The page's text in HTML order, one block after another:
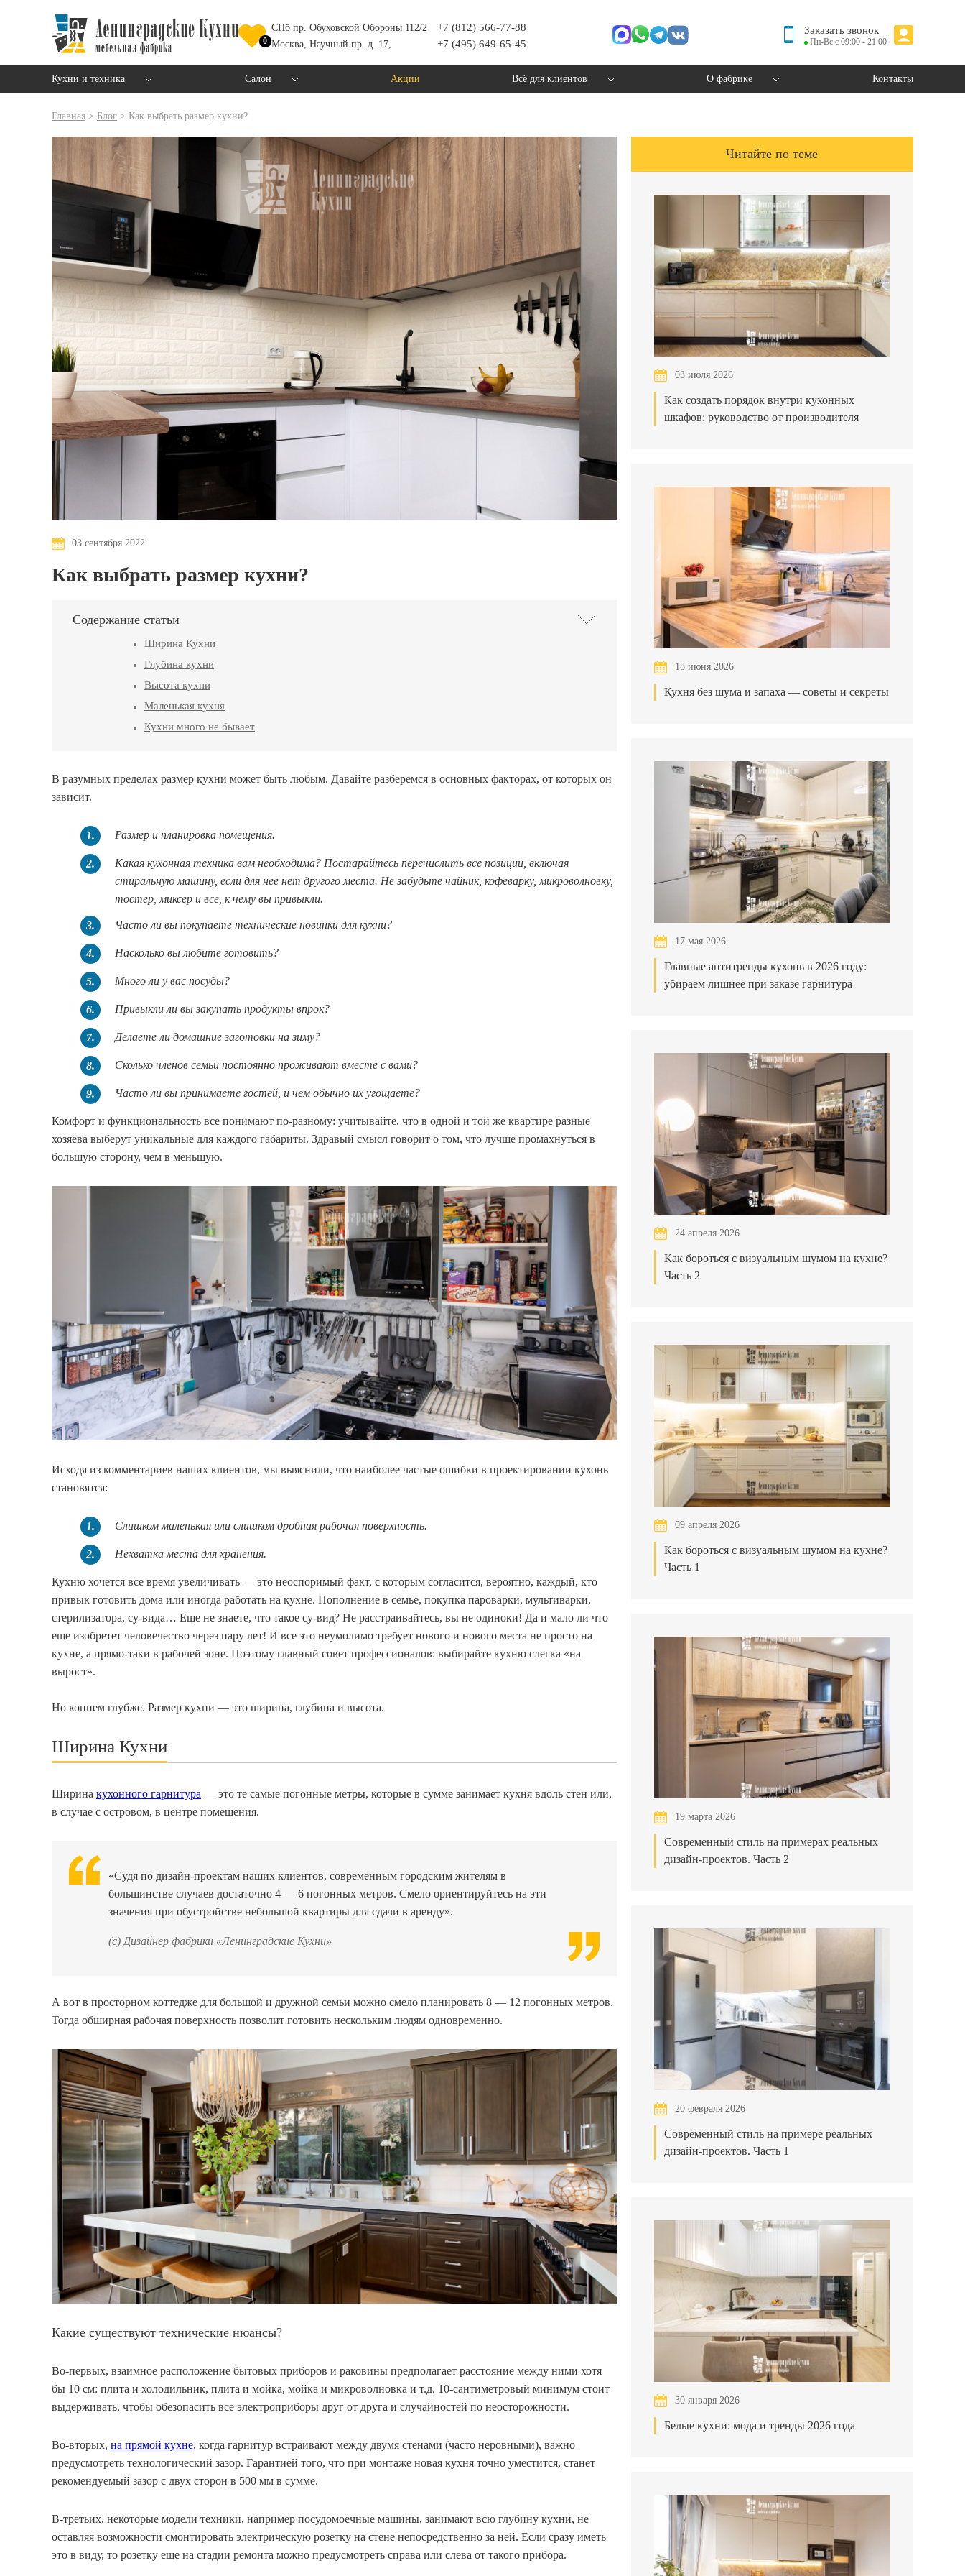
0
СПб пр. Обуховской Обороны 112/2 +7 (812) 566-77-88
Москва, Научный пр. д. 17, +7 (495) 649-65-45
Заказать звонок
Пн-Вс с 09:00 - 21:00
Кухни и техника Салон Акции Всё для клиентов О фабрике Контакты
Главная > Блог > Как выбрать размер кухни?
03 сентября 2022
Как выбрать размер кухни?
Содержание статьи
Ширина Кухни
Глубина кухни
Высота кухни
Маленькая кухня
Кухни много не бывает
В разумных пределах размер кухни может быть любым. Давайте разберемся в основных факторах, от которых он
зависит.
1. Размер и планировка помещения.
2.
Какая кухонная техника вам необходима? Постарайтесь перечислить все позиции, включая
стиральную машину, если для нее нет другого места. Не забудьте чайник, кофеварку, микроволновку,
тостер, миксер и все, к чему вы привыкли.
3. Часто ли вы покупаете технические новинки для кухни?
4. Насколько вы любите готовить?
5. Много ли у вас посуды?
6. Привыкли ли вы закупать продукты впрок?
7. Делаете ли домашние заготовки на зиму?
8. Сколько членов семьи постоянно проживают вместе с вами?
9. Часто ли вы принимаете гостей, и чем обычно их угощаете?
Комфорт и функциональность все понимают по-разному: учитывайте, что в одной и той же квартире разные
хозяева выберут уникальные для каждого габариты. Здравый смысл говорит о том, что лучше промахнуться в
большую сторону, чем в меньшую.
Исходя из комментариев наших клиентов, мы выяснили, что наиболее частые ошибки в проектировании кухонь
становятся:
1. Слишком маленькая или слишком дробная рабочая поверхность.
2. Нехватка места для хранения.
Кухню хочется все время увеличивать — это неоспоримый факт, с которым согласится, вероятно, каждый, кто
привык готовить дома или иногда работать на кухне. Пополнение в семье, покупка пароварки, мультиварки,
стерилизатора, су-вида… Еще не знаете, что такое су-вид? Не расстраивайтесь, вы не одиноки! Да и мало ли что
еще изобретет человечество через пару лет! И все это неумолимо требует нового и нового места не просто на
кухне, а прямо-таки в рабочей зоне. Поэтому главный совет профессионалов: выбирайте кухню слегка «на
вырост».
Но копнем глубже. Размер кухни — это ширина, глубина и высота.
Ширина Кухни
Ширина кухонного гарнитура — это те самые погонные метры, которые в сумме занимает кухня вдоль стен или,
в случае с островом, в центре помещения.
«Судя по дизайн-проектам наших клиентов, современным городским жителям в
большинстве случаев достаточно 4 — 6 погонных метров. Смело ориентируйтесь на эти
значения при обустройстве небольшой квартиры для сдачи в аренду».
(с) Дизайнер фабрики «Ленинградские Кухни»
А вот в просторном коттедже для большой и дружной семьи можно смело планировать 8 — 12 погонных метров.
Тогда обширная рабочая поверхность позволит готовить нескольким людям одновременно.
Какие существуют технические нюансы?
Во-первых, взаимное расположение бытовых приборов и раковины предполагает расстояние между ними хотя
бы 10 см: плита и холодильник, плита и мойка, мойка и микроволновка и т.д. 10-сантиметровый минимум стоит
выдерживать, чтобы обезопасить все электроприборы друг от друга и случайностей по неосторожности.
Во-вторых, на прямой кухне, когда гарнитур встраивают между двумя стенами (часто неровными), важно
предусмотреть технологический зазор. Гарантией того, что при монтаже новая кухня точно уместится, станет
рекомендуемый зазор с двух сторон в 500 мм в сумме.
В-третьих, некоторые модели техники, например посудомоечные машины, занимают всю глубину кухни, не
оставляя возможности смонтировать электрическую розетку на стене непосредственно за ней. Если сразу иметь
это в виду, то розетку еще на стадии ремонта можно предусмотреть справа или слева от такого прибора.
Читайте по теме
03 июля 2026
Как создать порядок внутри кухонных
шкафов: руководство от производителя
18 июня 2026
Кухня без шума и запаха — советы и секреты
17 мая 2026
Главные антитренды кухонь в 2026 году:
убираем лишнее при заказе гарнитура
24 апреля 2026
Как бороться с визуальным шумом на кухне?
Часть 2
09 апреля 2026
Как бороться с визуальным шумом на кухне?
Часть 1
19 марта 2026
Современный стиль на примерах реальных
дизайн-проектов. Часть 2
20 февраля 2026
Современный стиль на примере реальных
дизайн-проектов. Часть 1
30 января 2026
Белые кухни: мода и тренды 2026 года